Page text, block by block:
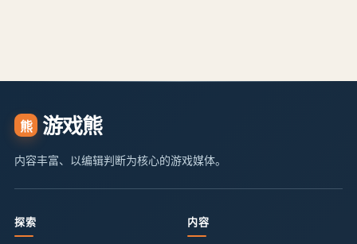
熊 游戏熊
内容丰富、以编辑判断为核心的游戏媒体。
探索 内容